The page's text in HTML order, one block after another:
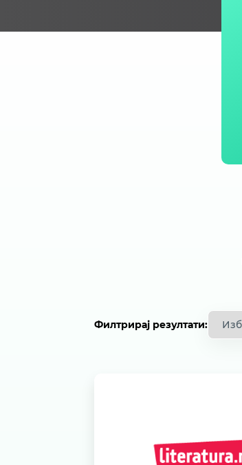
Филтрирај резултати:
5 %